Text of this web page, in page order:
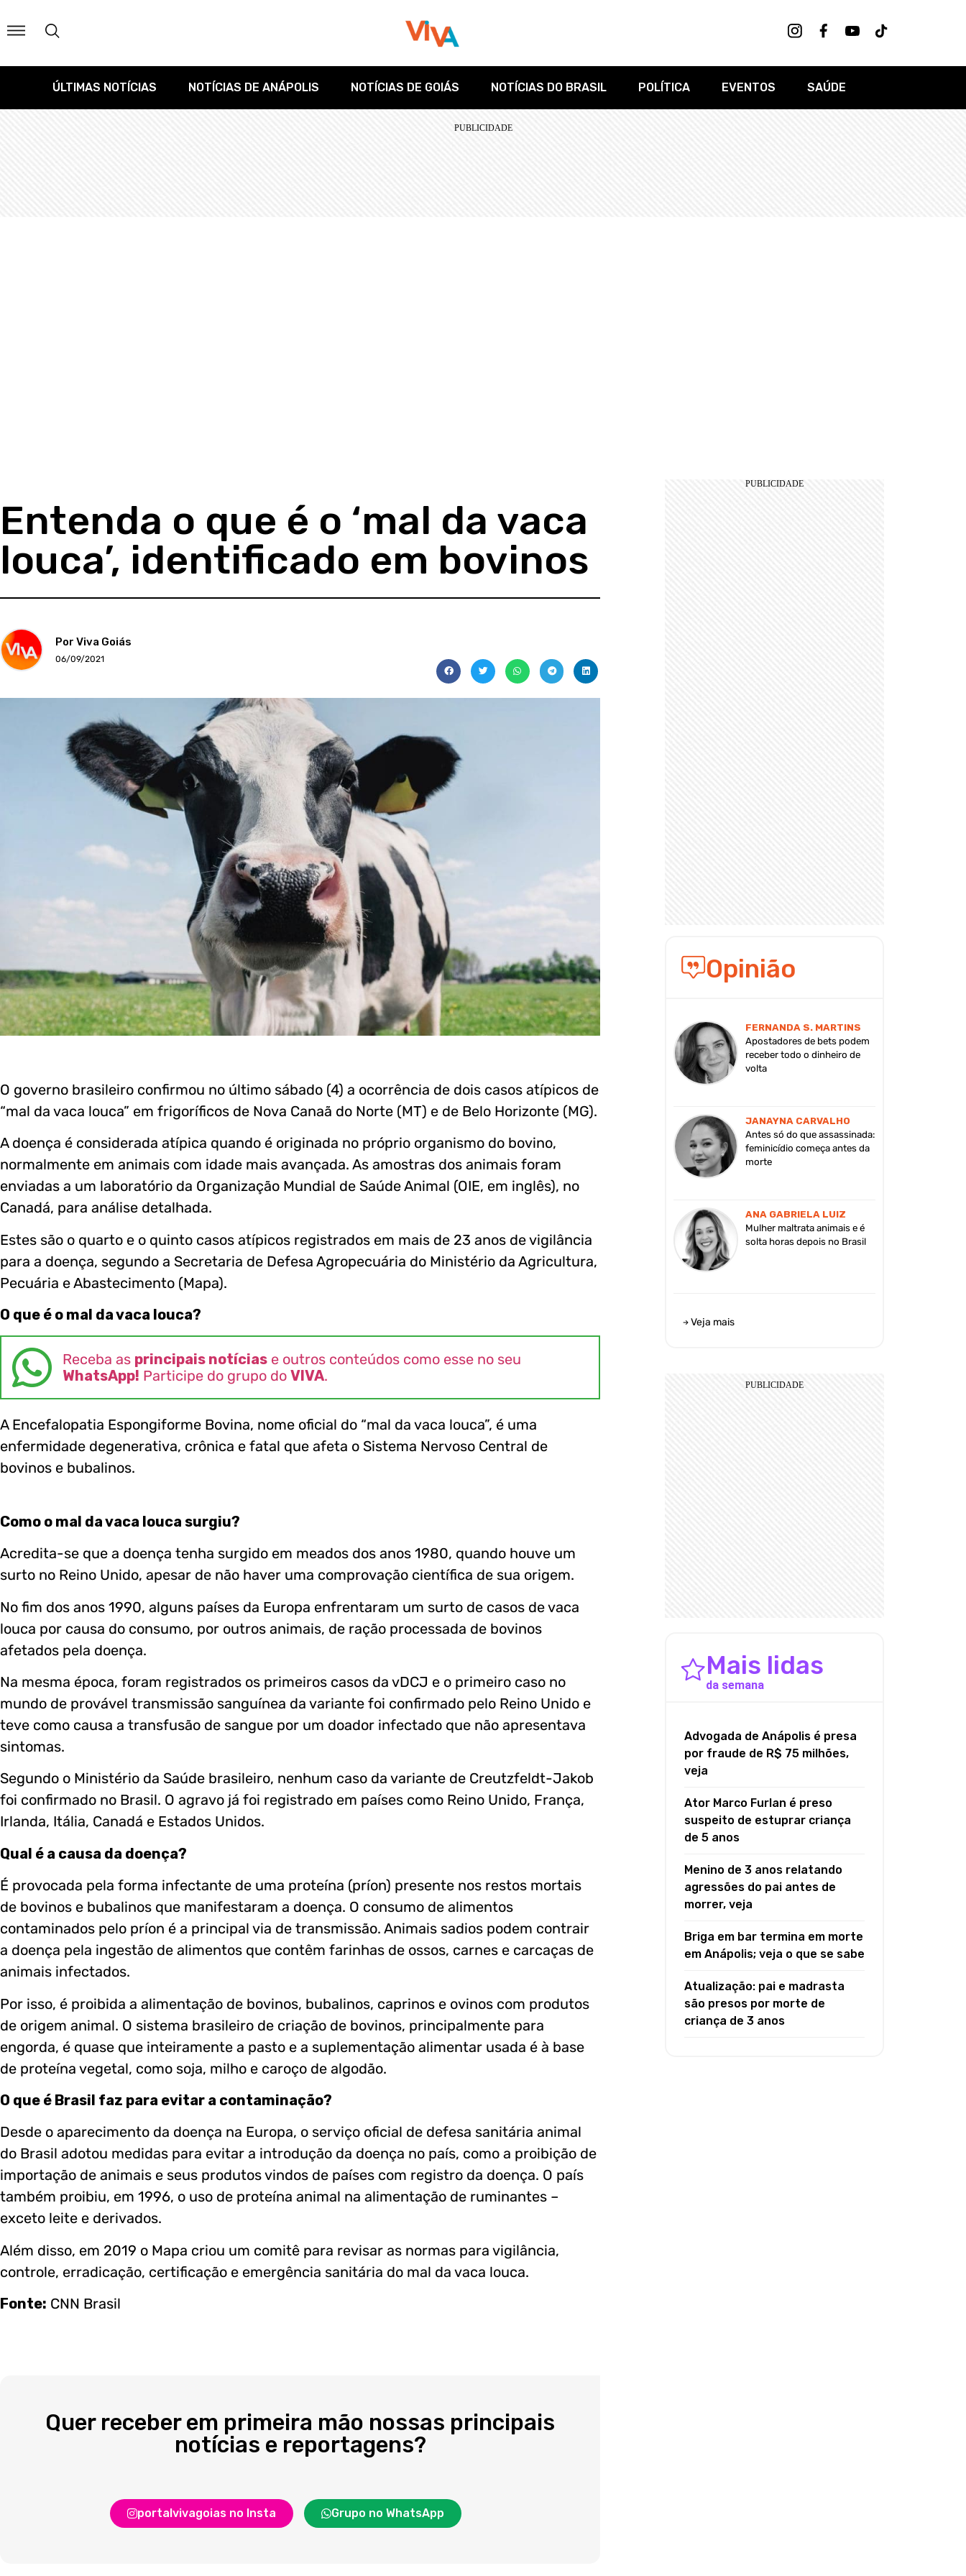
ÚLTIMAS NOTÍCIAS NOTÍCIAS DE ANÁPOLIS NOTÍCIAS DE GOIÁS NOTÍCIAS DO BRASIL POLÍTICA EVENTOS SAÚDE
Entenda o que é o ‘mal da vaca
louca’, identificado em bovinos
Por Viva Goiás
06/09/2021
O governo brasileiro confirmou no último sábado (4) a ocorrência de dois casos atípicos de
“mal da vaca louca” em frigoríficos de Nova Canaã do Norte (MT) e de Belo Horizonte (MG).
A doença é considerada atípica quando é originada no próprio organismo do bovino,
normalmente em animais com idade mais avançada. As amostras dos animais foram
enviadas a um laboratório da Organização Mundial de Saúde Animal (OIE, em inglês), no
Canadá, para análise detalhada.
Estes são o quarto e o quinto casos atípicos registrados em mais de 23 anos de vigilância
para a doença, segundo a Secretaria de Defesa Agropecuária do Ministério da Agricultura,
Pecuária e Abastecimento (Mapa).
O que é o mal da vaca louca?
Receba as principais notícias e outros conteúdos como esse no seu
WhatsApp! Participe do grupo do VIVA.
A Encefalopatia Espongiforme Bovina, nome oficial do “mal da vaca louca”, é uma
enfermidade degenerativa, crônica e fatal que afeta o Sistema Nervoso Central de
bovinos e bubalinos.
Como o mal da vaca louca surgiu?
Acredita-se que a doença tenha surgido em meados dos anos 1980, quando houve um
surto no Reino Unido, apesar de não haver uma comprovação científica de sua origem.
No fim dos anos 1990, alguns países da Europa enfrentaram um surto de casos de vaca
louca por causa do consumo, por outros animais, de ração processada de bovinos
afetados pela doença.
Na mesma época, foram registrados os primeiros casos da vDCJ e o primeiro caso no
mundo de provável transmissão sanguínea da variante foi confirmado pelo Reino Unido e
teve como causa a transfusão de sangue por um doador infectado que não apresentava
sintomas.
Segundo o Ministério da Saúde brasileiro, nenhum caso da variante de Creutzfeldt-Jakob
foi confirmado no Brasil. O agravo já foi registrado em países como Reino Unido, França,
Irlanda, Itália, Canadá e Estados Unidos.
Qual é a causa da doença?
É provocada pela forma infectante de uma proteína (príon) presente nos restos mortais
de bovinos e bubalinos que manifestaram a doença. O consumo de alimentos
contaminados pelo príon é a principal via de transmissão. Animais sadios podem contrair
a doença pela ingestão de alimentos que contêm farinhas de ossos, carnes e carcaças de
animais infectados.
Por isso, é proibida a alimentação de bovinos, bubalinos, caprinos e ovinos com produtos
de origem animal. O sistema brasileiro de criação de bovinos, principalmente para
engorda, é quase que inteiramente a pasto e a suplementação alimentar usada é à base
de proteína vegetal, como soja, milho e caroço de algodão.
O que é Brasil faz para evitar a contaminação?
Desde o aparecimento da doença na Europa, o serviço oficial de defesa sanitária animal
do Brasil adotou medidas para evitar a introdução da doença no país, como a proibição de
importação de animais e seus produtos vindos de países com registro da doença. O país
também proibiu, em 1996, o uso de proteína animal na alimentação de ruminantes –
exceto leite e derivados.
Além disso, em 2019 o Mapa criou um comitê para revisar as normas para vigilância,
controle, erradicação, certificação e emergência sanitária do mal da vaca louca.
Fonte: CNN Brasil
Quer receber em primeira mão nossas principais
notícias e reportagens?
portalvivagoias no Insta Grupo no WhatsApp
Opinião
FERNANDA S. MARTINS
Apostadores de bets podem
receber todo o dinheiro de
volta
JANAYNA CARVALHO
Antes só do que assassinada:
feminicídio começa antes da
morte
ANA GABRIELA LUIZ
Mulher maltrata animais e é
solta horas depois no Brasil
Veja mais
Mais lidas
da semana
Advogada de Anápolis é presa
por fraude de R$ 75 milhões,
veja
Ator Marco Furlan é preso
suspeito de estuprar criança
de 5 anos
Menino de 3 anos relatando
agressões do pai antes de
morrer, veja
Briga em bar termina em morte
em Anápolis; veja o que se sabe
Atualização: pai e madrasta
são presos por morte de
criança de 3 anos